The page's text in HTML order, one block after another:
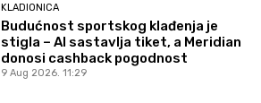
KLADIONICA
Budućnost sportskog klađenja je
stigla – AI sastavlja tiket, a Meridian
donosi cashback pogodnost
9 Aug 2026. 11:29